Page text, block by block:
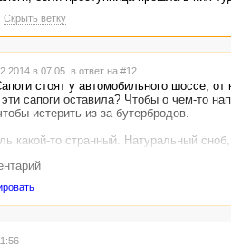
Скрыть ветку
в 07:05 в ответ на #12
стоят у автомобильного шоссе,
сапоги оставила? Чтобы о чем-то
истерить из-за бутербродов.
какой-то странный. Натуральный
подругой моей жены, чем кого-то
институт, но нет собственных